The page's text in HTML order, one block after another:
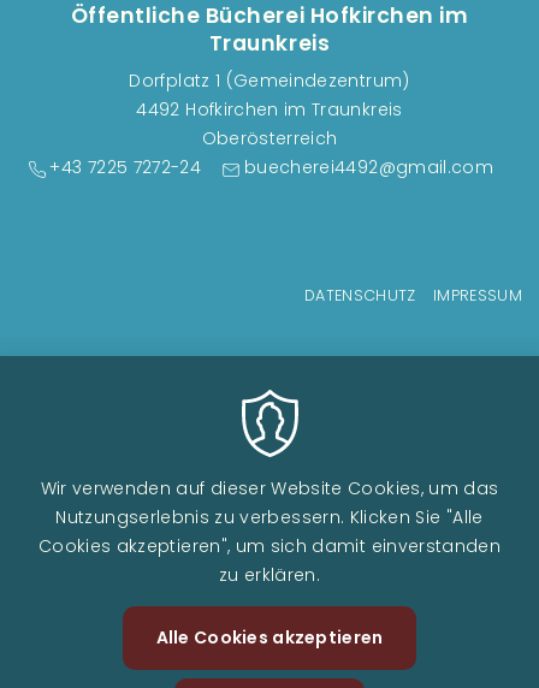
Öffentliche Bücherei Hofkirchen im
Traunkreis
Dorfplatz 1 (Gemeindezentrum)
4492 Hofkirchen im Traunkreis
Oberösterreich
+43 7225 7272-24
buecherei4492@gmail.com
DATENSCHUTZ IMPRESSUM
Image
Wir verwenden auf dieser Website Cookies, um das
Nutzungserlebnis zu verbessern. Klicken Sie "Alle
Cookies akzeptieren", um sich damit einverstanden
zu erklären.
Alle Cookies akzeptieren